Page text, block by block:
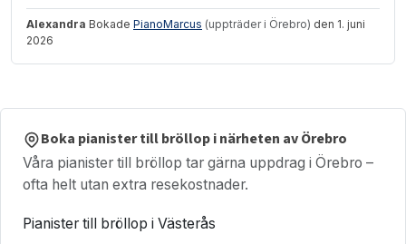
Alexandra Bokade PianoMarcus (uppträder i Örebro) den 1. juni
2026
Boka pianister till bröllop i närheten av Örebro
Våra pianister till bröllop tar gärna uppdrag i Örebro –
ofta helt utan extra resekostnader.
Pianister till bröllop i Västerås